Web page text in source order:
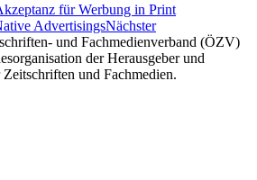
für Werbung in Print
AdvertisingsNächster
und Fachmedienverband (ÖZV)
der Herausgeber und
und Fachmedien.